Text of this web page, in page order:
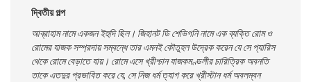
দ্বিতীয় গল্প
আব্রাহাম নামে একজন ইহুদি ছিল। জিহানট ডি শেভিগনি নামে এক ব্যক্তি রােম ও
রােমের যাজক সম্প্রদায় সম্বন্ধে তার এমনই কৌতুহল উদ্রেক করেন যে সে প্যারিস
থেকে রােমে বেড়াতে যায়। রােমে এসে খ্রীশ্চান যাজকমণ্ডলীর চারিত্রিক অবনতি
তাকে এতদুর প্রভাবিত করে যে, সে নিজ ধর্ম ত্যাগ করে খ্রীস্টান ধর্ম অবলম্বন